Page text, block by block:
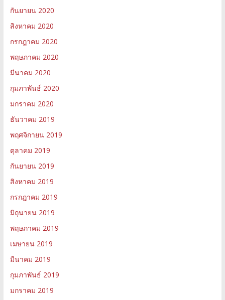
กันยายน 2020
สิงหาคม 2020
กรกฎาคม 2020
พฤษภาคม 2020
มีนาคม 2020
กุมภาพันธ์ 2020
มกราคม 2020
ธันวาคม 2019
พฤศจิกายน 2019
ตุลาคม 2019
กันยายน 2019
สิงหาคม 2019
กรกฎาคม 2019
มิถุนายน 2019
พฤษภาคม 2019
เมษายน 2019
มีนาคม 2019
กุมภาพันธ์ 2019
มกราคม 2019